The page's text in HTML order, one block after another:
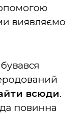
виявляємо
всюди.
повинна